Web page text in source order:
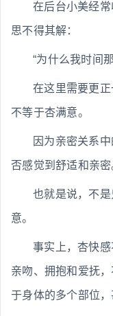
在后台小美经
思不得其解：
“为什么我时间
在这里需要更
不等于杏满意。
因为亲密关系
否感觉到舒适和亲密
也就是说，不
意。
事实上，杏快
亲吻、拥抱和爱抚
于身体的多个部位，